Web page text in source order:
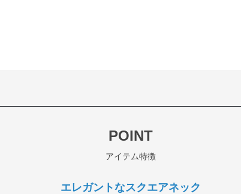
POINT
アイテム特徴
エレガントなスクエアネック